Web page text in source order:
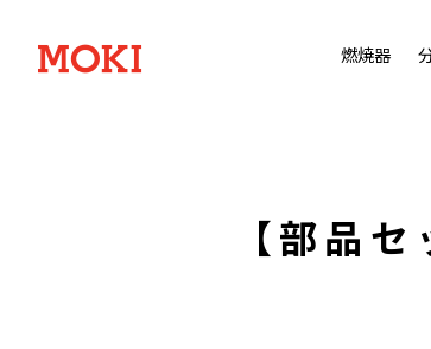
燃焼器
【部品